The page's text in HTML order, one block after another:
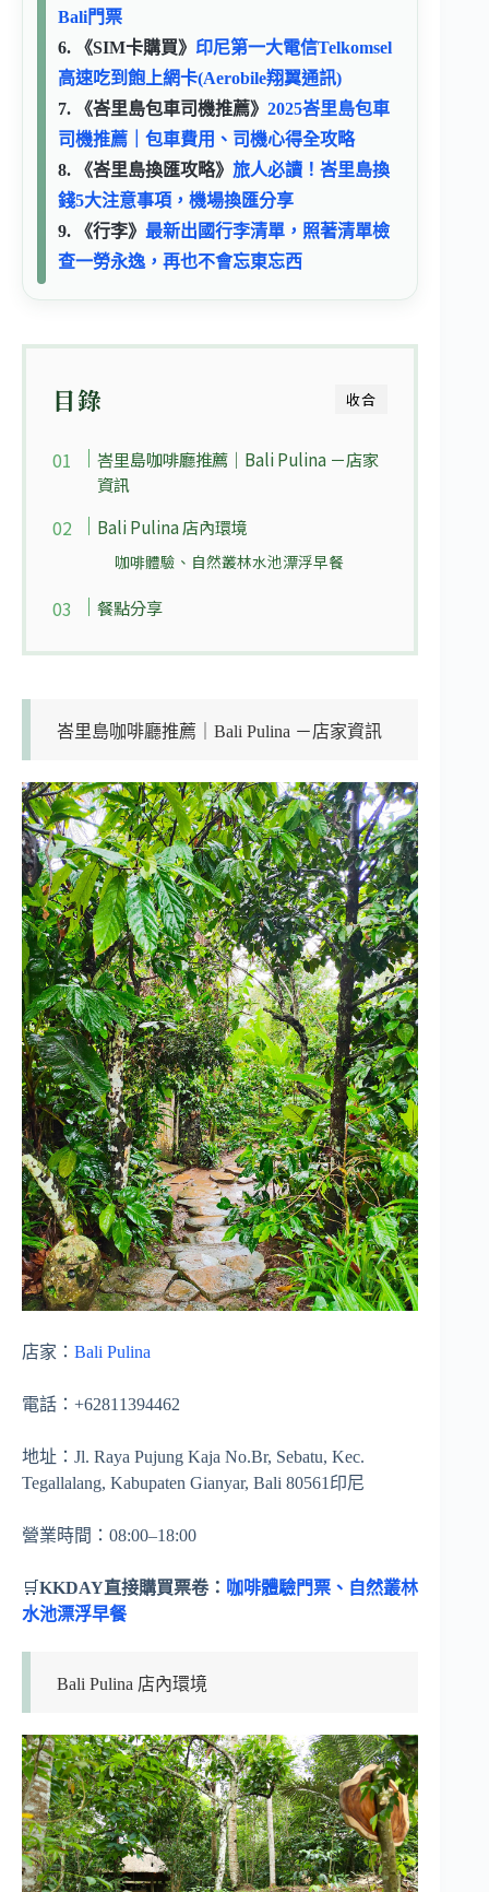
Bali門票
6. 《SIM卡購買》 印尼第一大電信Telkomsel
高速吃到飽上網卡(Aerobile翔翼通訊)
7. 《峇里島包車司機推薦》 2025峇里島包車
司機推薦｜包車費用、司機心得全攻略
8. 《峇里島換匯攻略》 旅人必讀！峇里島換
錢5大注意事項，機場換匯分享
9. 《行李》 最新出國行李清單，照著清單檢
查一勞永逸，再也不會忘東忘西
收合
目錄
峇里島咖啡廳推薦｜Bali Pulina －店家
資訊
Bali Pulina 店內環境
咖啡體驗、自然叢林水池漂浮早餐
餐點分享
峇里島咖啡廳推薦｜Bali Pulina －店家資訊
店家： Bali Pulina
電話：+62811394462
地址：Jl. Raya Pujung Kaja No.Br, Sebatu, Kec.
Tegallalang, Kabupaten Gianyar, Bali 80561印尼
營業時間：08:00–18:00
🛒KKDAY直接購買票卷： 咖啡體驗門票、自然叢林
水池漂浮早餐
Bali Pulina 店內環境